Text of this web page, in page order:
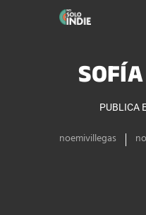
PUBLICA
noemivillegas